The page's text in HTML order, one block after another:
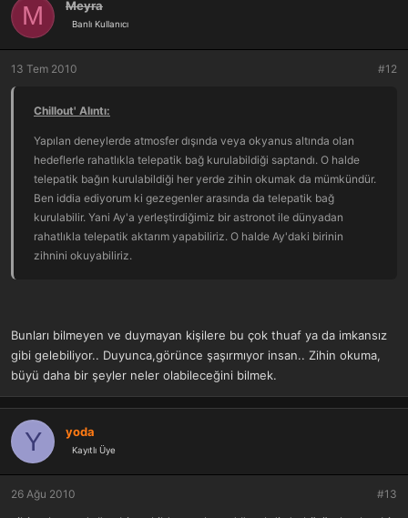
M Meyra
Banlı Kullanıcı
13 Tem 2010 #12
Chillout' Alıntı:
Yapılan deneylerde atmosfer dışında veya okyanus altında olan
hedeflerle rahatlıkla telepatik bağ kurulabildiği saptandı. O halde
telepatik bağın kurulabildiği her yerde zihin okumak da mümkündür.
Ben iddia ediyorum ki gezegenler arasında da telepatik bağ
kurulabilir. Yani Ay'a yerleştirdiğimiz bir astronot ile dünyadan
rahatlıkla telepatik aktarım yapabiliriz. O halde Ay'daki birinin
zihnini okuyabiliriz.
Bunları bilmeyen ve duymayan kişilere bu çok thuaf ya da imkansız
gibi gelebiliyor.. Duyunca,görünce şaşırmıyor insan.. Zihin okuma,
büyü daha bir şeyler neler olabileceğini bilmek.
Y yoda
Kayıtlı Üye
26 Ağu 2010 #13